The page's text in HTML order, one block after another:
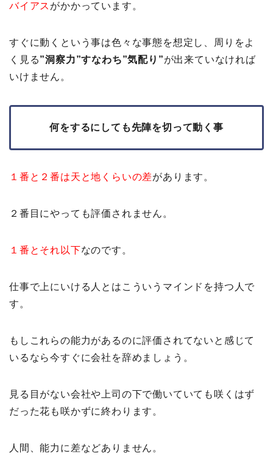
バイアス がかかっています。
すぐに動くという事は色々な事態を想定し、周りをよ
く見る”洞察力”すなわち”気配り”が出来ていなければ
いけません。
何をするにしても先陣を切って動く事
１番と２番は天と地くらいの差があります。
２番目にやっても評価されません。
１番とそれ以下なのです。
仕事で上にいける人とはこういうマインドを持つ人で
す。
もしこれらの能力があるのに評価されてないと感じて
いるなら今すぐに会社を辞めましょう。
見る目がない会社や上司の下で働いていても咲くはず
だった花も咲かずに終わります。
人間、能力に差などありません。